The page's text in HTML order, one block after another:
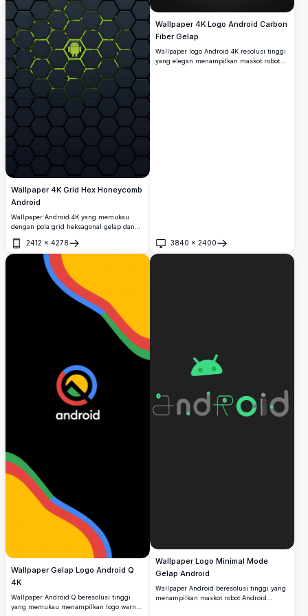
Wallpaper 4K Grid Hex Honeycomb
Android
Wallpaper Android 4K yang memukau
dengan pola grid heksagonal gelap dan
tengahnya. Latar belakang resolusi tinggi
yang sempurna untuk perangkat Android
dengan estetika teknologi yang ramping
dan futuristik.
2412 × 4278
Buka
Wallpaper 4K Logo Android Carbon
Fiber Gelap
Wallpaper logo Android 4K resolusi tinggi
yang elegan menampilkan maskot robot
3840 × 2400
Buka
Wallpaper Gelap Logo Android Q
4K
Wallpaper Android Q beresolusi tinggi
yang memukau menampilkan logo warna-
Wallpaper Logo Minimal Mode
Gelap Android
Wallpaper Android beresolusi tinggi yang
menampilkan maskot robot Android